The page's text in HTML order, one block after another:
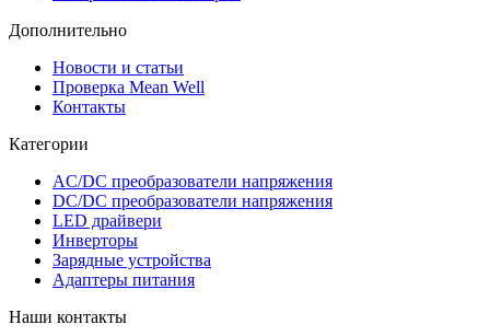
Дополнительно
Новости и статьи
Проверка Mean Well
Контакты
Категории
AC/DC преобразователи напряжения
DC/DC преобразователи напряжения
LED драйвери
Инверторы
Зарядные устройства
Адаптеры питания
Наши контакты